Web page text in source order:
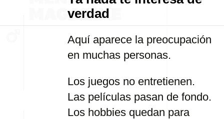
verdad
Aquí aparece la preocupación
en muchas personas.
Los juegos no entretienen.
Las películas pasan de fondo.
Los hobbies quedan para